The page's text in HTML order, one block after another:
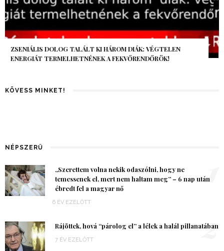
AZ AI-VILÁGVÉGE ÁRNYÉKA, CSAK PÁR ÓRA VOLT, MÉGIS AZ
EGÉSZ VILÁG MEGÉREZTE…
KÖVESS MINKET!
NÉPSZERŰ
„Szerettem volna nekik odaszólni, hogy ne
temessenek el, mert nem haltam meg” – 6 nap után
ébredt fel a magyar nő
6 ÉV EZELŐTT
1
Rájöttek, hová “párolog el” a lélek a halál pillanatában
7 ÉV EZELŐTT 2